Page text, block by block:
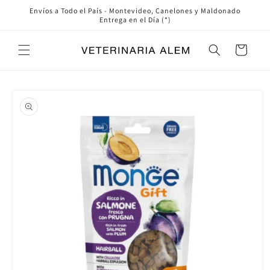
directamente
Envíos a Todo el País - Montevideo, Canelones y Maldonado
Entrega en el Día (*)
Carrito
a la
información